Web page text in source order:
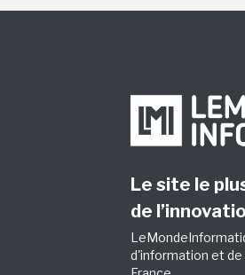
Le site le
de
d'information et